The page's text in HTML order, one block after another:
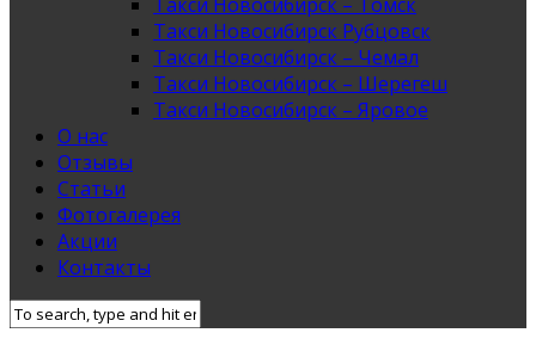
Такси Новосибирск Рубцовск
Такси Новосибирск – Чемал
Такси Новосибирск – Шерегеш
Такси Новосибирск – Яровое
О нас
Отзывы
Статьи
Фотогалерея
Акции
Контакты